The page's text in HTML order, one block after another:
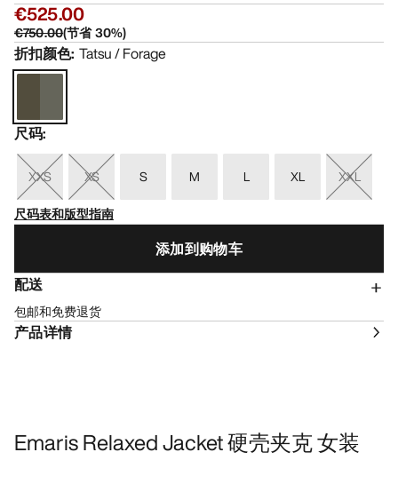
€525.00
€750.00(节省30%)
折扣颜色: Tatsu / Forage
尺码:
XXS XS S M L XL
XXL
尺码表和版型指南
添加到购物车
配送
包邮和免费退货
产品详情
Emaris Relaxed Jacket 硬壳夹克 女装